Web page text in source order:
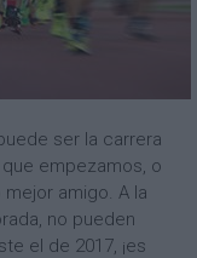
ser la carrera
empezamos, o
amigo. A la
no pueden
el de 2017, ¡es